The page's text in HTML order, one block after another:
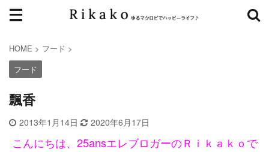
HOME > フード >
フード
飄香
2013年1月14日 2020年6月17日
こんにちは、25ansエレブロガーのＲｉｋａｋｏで